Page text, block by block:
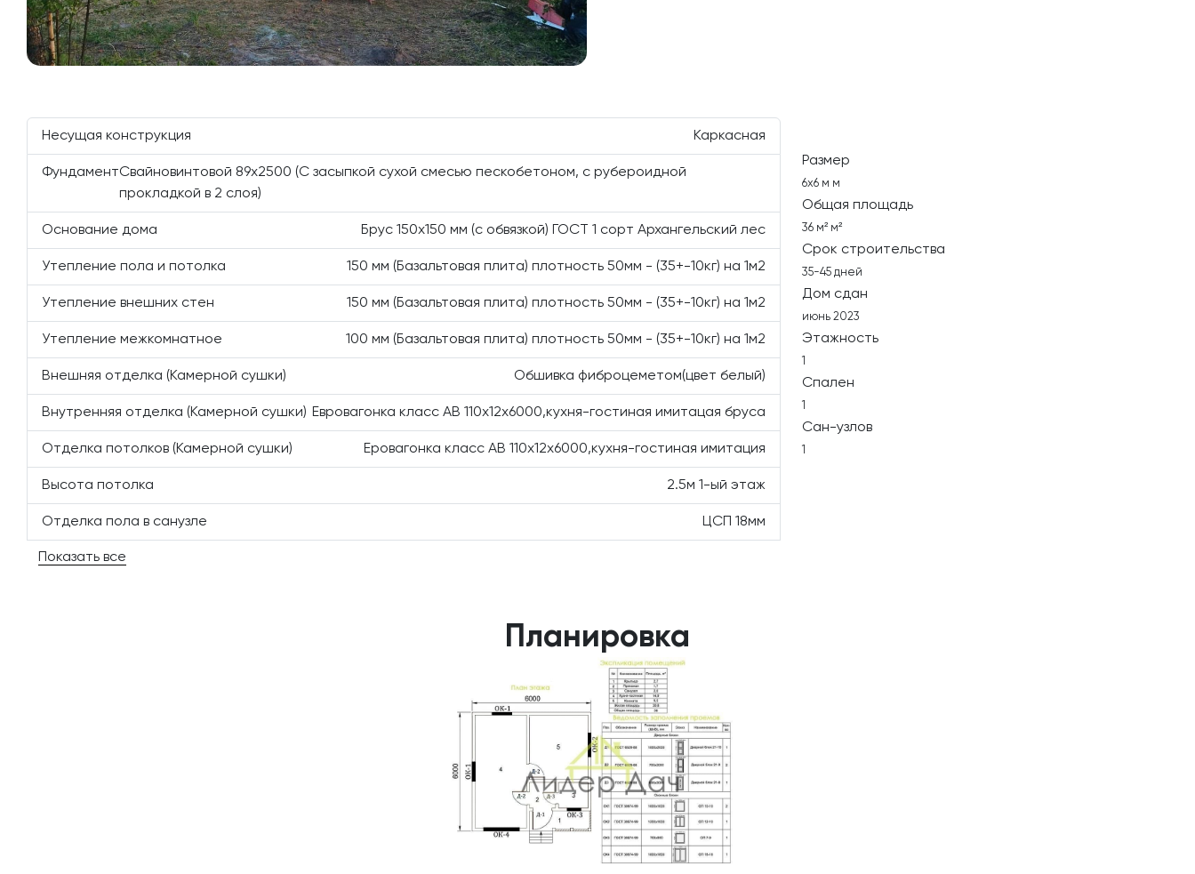
Несущая конструкция Каркасная
ФундаментСвайновинтовой 89х2500 (С засыпкой сухой смесью пескобетоном, с рубероидной
прокладкой в 2 слоя)
Основание дома Брус 150х150 мм (с обвязкой) ГОСТ 1 сорт Архангельский лес
Утепление пола и потолка 150 мм (Базальтовая плита) плотность 50мм - (35+-10кг) на 1м2
Утепление внешних стен 150 мм (Базальтовая плита) плотность 50мм - (35+-10кг) на 1м2
Утепление межкомнатное 100 мм (Базальтовая плита) плотность 50мм - (35+-10кг) на 1м2
Внешняя отделка (Камерной сушки) Обшивка фиброцеметом(цвет белый)
Внутренняя отделка (Камерной сушки) Евровагонка класс АВ 110х12х6000,кухня-гостиная имитацая бруса
Отделка потолков (Камерной сушки) Еровагонка класс АВ 110х12х6000,кухня-гостиная имитация
Высота потолка 2.5м 1-ый этаж
Отделка пола в санузле ЦСП 18мм
Показать все
Размер
6х6 м м
Общая площадь
36 м² м²
Срок строительства
35-45 дней
Дом сдан
июнь 2023
Этажность
1
Спален
1
Сан-узлов
1
Планировка